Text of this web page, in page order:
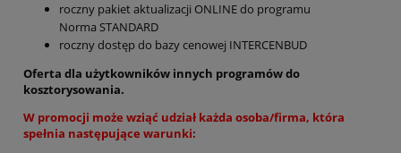
roczny pakiet aktualizacji ONLINE do programu
Norma STANDARD
roczny dostęp do bazy cenowej INTERCENBUD
Oferta dla użytkowników innych programów do
kosztorysowania.
W promocji może wziąć udział każda osoba/firma, która
spełnia następujące warunki: